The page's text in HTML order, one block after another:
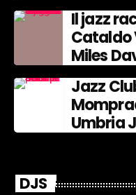
Il jazz
Cataldo
Miles
Jazz
Umbria
DJS